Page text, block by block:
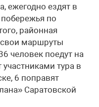
ежегодно ездят в
по
районная
свои маршруты
человек поедут на
участниками тура в
6 поправят
Саратовской